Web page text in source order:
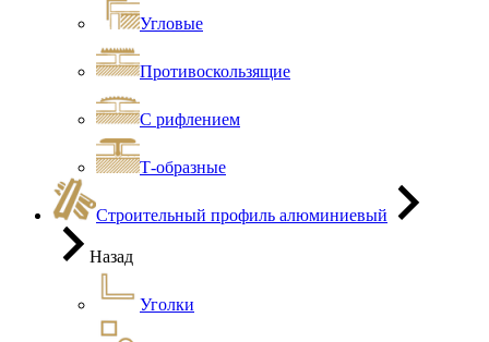
Угловые
Противоскользящие
С рифлением
Т-образные
Строительный профиль алюминиевый
Назад
Уголки